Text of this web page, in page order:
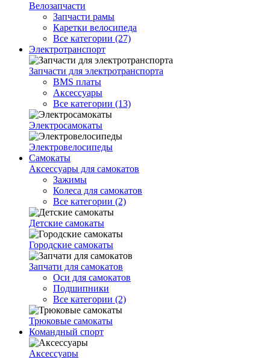
Велозапчасти
Запчасти рамы
Каретки велосипеда
Все категории (27)
Электротранспорт
Запчасти для электротранспорта
BMS платы
Аксессуары
Все категории (13)
Электросамокаты
Электровелосипеды
Самокаты
Аксессуары для самокатов
Зажимы
Колеса для самокатов
Все категории (2)
Детские самокаты
Городские самокаты
Запчати для самокатов
Оси для самокатов
Подшипники
Все категории (2)
Трюковые самокаты
Командный спорт
Аксессуары